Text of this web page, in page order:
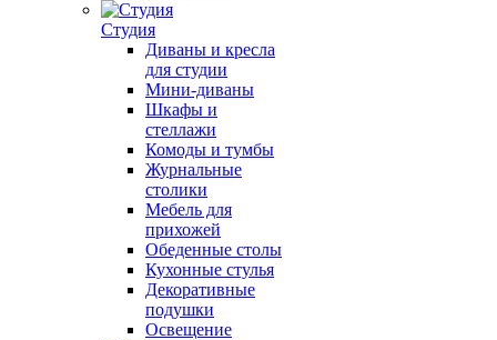
Студия
Диваны и кресла
для студии
Мини-диваны
Шкафы и
стеллажи
Комоды и тумбы
Журнальные
столики
Мебель для
прихожей
Обеденные столы
Кухонные стулья
Декоративные
подушки
Освещение